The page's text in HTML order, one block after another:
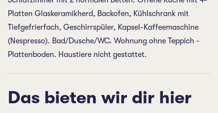
Platten Glaskeramikherd, Backofen, Kühlschrank mit
Tiefgefrierfach, Geschirrspüler, Kapsel-Kaffeemaschine
(Nespresso). Bad/Dusche/WC. Wohnung ohne Teppich -
Plattenboden. Haustiere nicht gestattet.
Das bieten wir dir hier